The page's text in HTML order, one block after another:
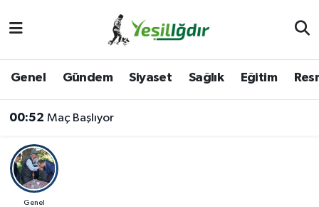
Genel Gündem Siyaset Sağlık Eğitim
00:52 Maç Başlıyor
Genel
İğdir Namaz Vakitleri
Iğdır Trafik Yoğunluk Haritası
Süper Lig Puan Durumu ve Fikstür